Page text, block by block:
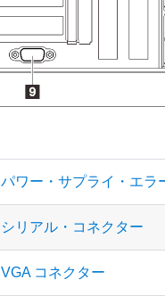
パワー・サプライ・エラ
シリアル・コネクター
VGA コネクター